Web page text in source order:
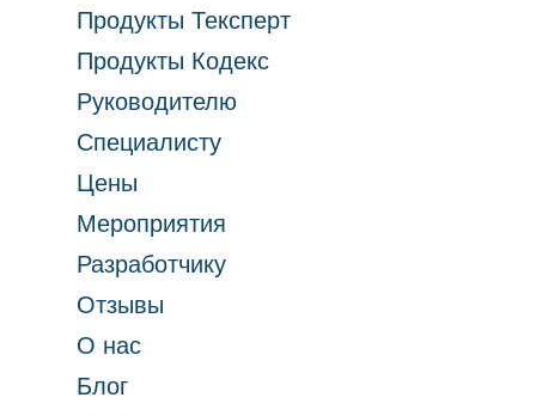
О нас
Продукты Тексперт
Продукты Кодекс
Руководителю
Специалисту
Разработчику
Цены
Отзывы
Блог
Мероприятия